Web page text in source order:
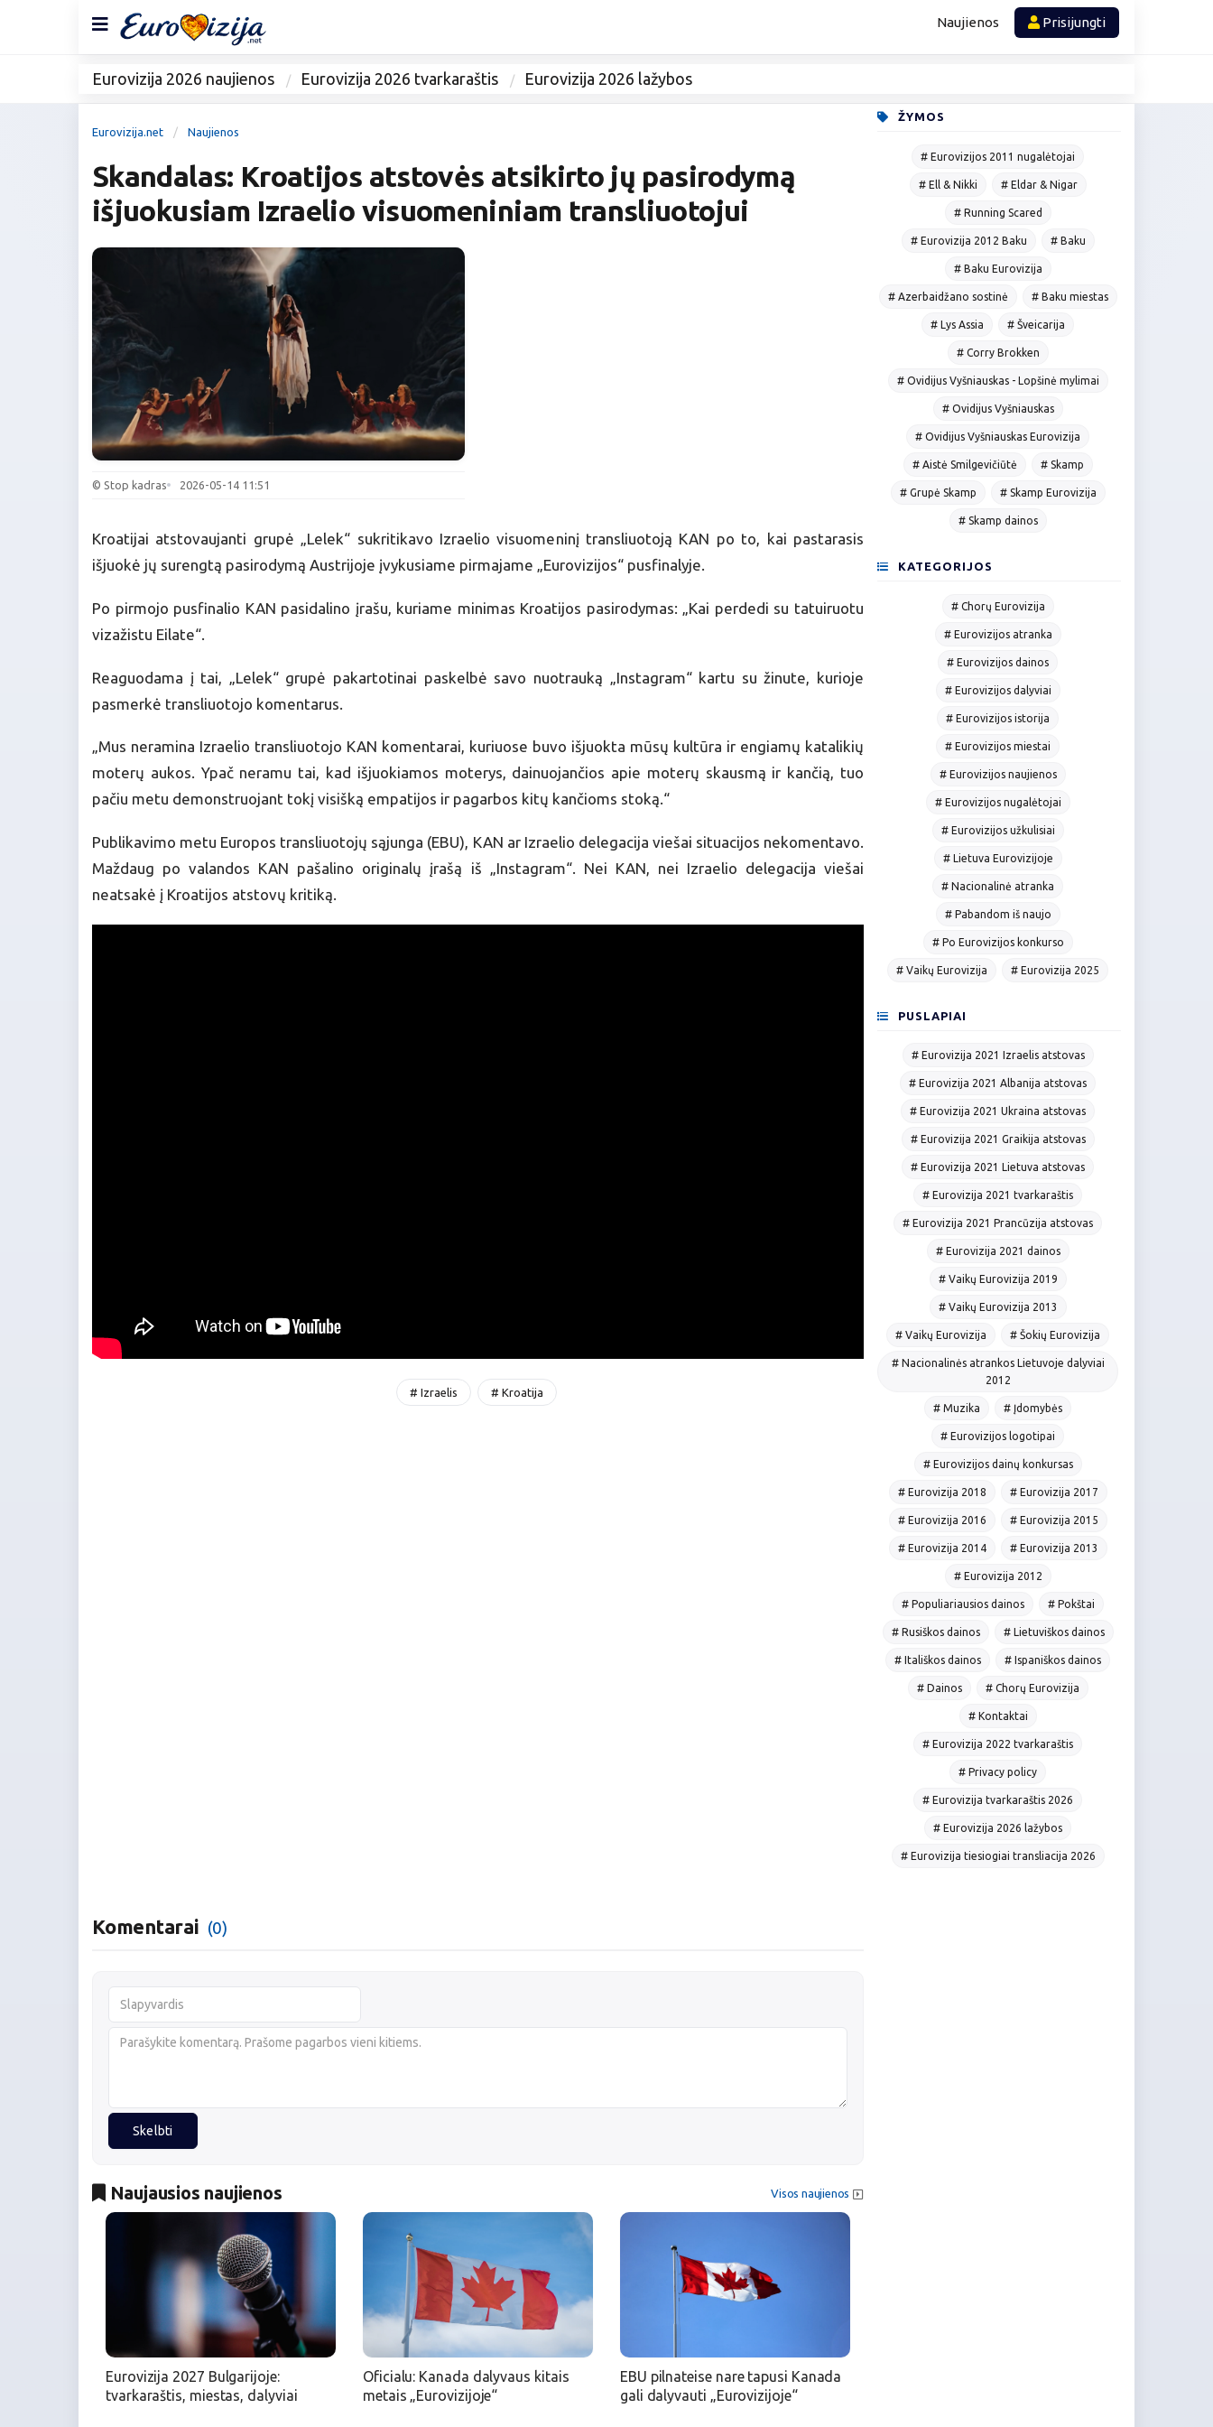
Naujienos Prisijungti
Eurovizija 2026 naujienos Eurovizija 2026 tvarkaraštis Eurovizija 2026 lažybos
Eurovizija.net Naujienos
Skandalas: Kroatijos atstovės atsikirto jų pasirodymą
išjuokusiam Izraelio visuomeniniam transliuotojui
© Stop kadras 2026-05-14 11:51
Kroatijai atstovaujanti grupė „Lelek“ sukritikavo Izraelio visuomeninį transliuotoją KAN po to, kai pastarasis
išjuokė jų surengtą pasirodymą Austrijoje įvykusiame pirmajame „Eurovizijos“ pusfinalyje.
Po pirmojo pusfinalio KAN pasidalino įrašu, kuriame minimas Kroatijos pasirodymas: „Kai perdedi su tatuiruotu
vizažistu Eilate“.
Reaguodama į tai, „Lelek“ grupė pakartotinai paskelbė savo nuotrauką „Instagram“ kartu su žinute, kurioje
pasmerkė transliuotojo komentarus.
„Mus neramina Izraelio transliuotojo KAN komentarai, kuriuose buvo išjuokta mūsų kultūra ir engiamų katalikių
moterų aukos. Ypač neramu tai, kad išjuokiamos moterys, dainuojančios apie moterų skausmą ir kančią, tuo
pačiu metu demonstruojant tokį visišką empatijos ir pagarbos kitų kančioms stoką.“
Publikavimo metu Europos transliuotojų sąjunga (EBU), KAN ar Izraelio delegacija viešai situacijos nekomentavo.
Maždaug po valandos KAN pašalino originalų įrašą iš „Instagram“. Nei KAN, nei Izraelio delegacija viešai
neatsakė į Kroatijos atstovų kritiką.
# Izraelis # Kroatija
Komentarai (0)
Skelbti
Naujausios naujienos Visos naujienos
Eurovizija 2027 Bulgarijoje:
tvarkaraštis, miestas, dalyviai
Oficialu: Kanada dalyvaus kitais
metais „Eurovizijoje“
EBU pilnateise nare tapusi Kanada
gali dalyvauti „Eurovizijoje“
ŽYMOS
# Eurovizijos 2011 nugalėtojai
# Ell & Nikki # Eldar & Nigar
# Running Scared
# Eurovizija 2012 Baku # Baku
# Baku Eurovizija
# Azerbaidžano sostinė # Baku miestas
# Lys Assia # Šveicarija
# Corry Brokken
# Ovidijus Vyšniauskas - Lopšinė mylimai
# Ovidijus Vyšniauskas
# Ovidijus Vyšniauskas Eurovizija
# Aistė Smilgevičiūtė # Skamp
# Grupė Skamp # Skamp Eurovizija
# Skamp dainos
KATEGORIJOS
# Chorų Eurovizija
# Eurovizijos atranka
# Eurovizijos dainos
# Eurovizijos dalyviai
# Eurovizijos istorija
# Eurovizijos miestai
# Eurovizijos naujienos
# Eurovizijos nugalėtojai
# Eurovizijos užkulisiai
# Lietuva Eurovizijoje
# Nacionalinė atranka
# Pabandom iš naujo
# Po Eurovizijos konkurso
# Vaikų Eurovizija # Eurovizija 2025
PUSLAPIAI
# Eurovizija 2021 Izraelis atstovas
# Eurovizija 2021 Albanija atstovas
# Eurovizija 2021 Ukraina atstovas
# Eurovizija 2021 Graikija atstovas
# Eurovizija 2021 Lietuva atstovas
# Eurovizija 2021 tvarkaraštis
# Eurovizija 2021 Prancūzija atstovas
# Eurovizija 2021 dainos
# Vaikų Eurovizija 2019
# Vaikų Eurovizija 2013
# Vaikų Eurovizija # Šokių Eurovizija
# Nacionalinės atrankos Lietuvoje dalyviai
2012
# Muzika # Įdomybės
# Eurovizijos logotipai
# Eurovizijos dainų konkursas
# Eurovizija 2018 # Eurovizija 2017
# Eurovizija 2016 # Eurovizija 2015
# Eurovizija 2014 # Eurovizija 2013
# Eurovizija 2012
# Populiariausios dainos # Pokštai
# Rusiškos dainos # Lietuviškos dainos
# Itališkos dainos # Ispaniškos dainos
# Dainos # Chorų Eurovizija
# Kontaktai
# Eurovizija 2022 tvarkaraštis
# Privacy policy
# Eurovizija tvarkaraštis 2026
# Eurovizija 2026 lažybos
# Eurovizija tiesiogiai transliacija 2026